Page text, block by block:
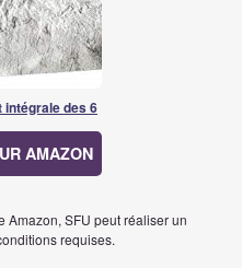
intégrale des 6
AMAZON
Amazon, SFU peut réaliser un
requises.